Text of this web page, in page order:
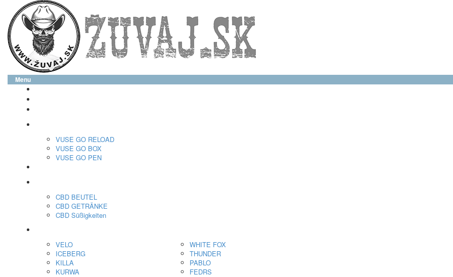
Menu
VUSE GO RELOAD
VUSE GO BOX
VUSE GO PEN
CBD BEUTEL
CBD GETRÄNKE
CBD Süßigkeiten
VELO
ICEBERG
KILLA
KURWA
WHITE FOX
THUNDER
PABLO
FEDRS